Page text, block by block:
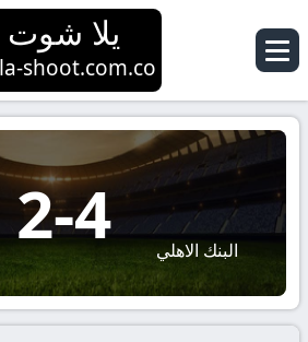
يلا شوت
shoot.com.co
البنك الاهلي 4
-
2